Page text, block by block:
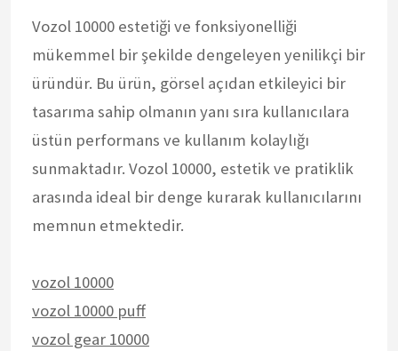
Vozol 10000 estetiği ve fonksiyonelliği
mükemmel bir şekilde dengeleyen yenilikçi bir
üründür. Bu ürün, görsel açıdan etkileyici bir
tasarıma sahip olmanın yanı sıra kullanıcılara
üstün performans ve kullanım kolaylığı
sunmaktadır. Vozol 10000, estetik ve pratiklik
arasında ideal bir denge kurarak kullanıcılarını
memnun etmektedir.
vozol 10000
vozol 10000 puff
vozol gear 10000